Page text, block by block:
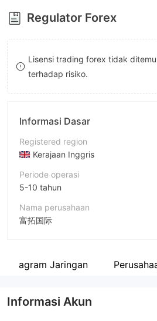
8
9
99
Regulator Forex
Lisensi trading forex tidak
terhadap risiko.
Informasi Dasar
Registered region
Kerajaan Inggris
Periode operasi
5-10 tahun
Nama perusahaan
富拓国际
Karyawan perusahaan
Diagram Jaringan
Informasi Akun